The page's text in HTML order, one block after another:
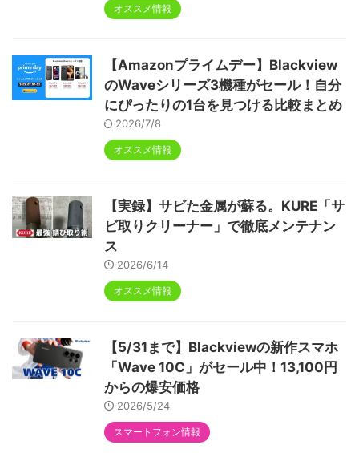
オススメ情報
【Amazonプライムデー】Blackview
のWaveシリーズ3機種がセール！自分
にぴったりの1台を見つける比較まとめ
2026/7/8
オススメ情報
【実録】サビた金属が蘇る。KURE「サ
ビ取りクリーナー」で徹底メンテナン
ス
2026/6/14
オススメ情報
【5/31まで】Blackviewの新作スマホ
「Wave 10C」がセール中！13,100円
からの爆安価格
2026/5/24
スマートフォン情報